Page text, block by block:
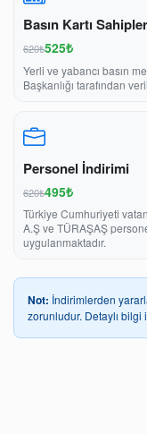
Basın Kartı
620₺525₺
Yerli ve yabancı basın
Başkanlığı tarafından
Personel İndirimi
620₺495₺
Türkiye Cumhuriyeti
A.Ş ve TÜRAŞAŞ
uygulanmaktadır.
Not: İndirimlerden
zorunludur. Detaylı bilgi